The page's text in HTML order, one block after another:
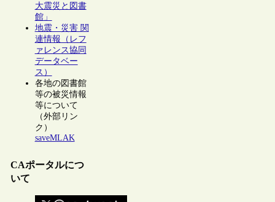
大震災と図書
館」
地震・災害 関
連情報（レフ
ァレンス協同
データベー
ス）
各地の図書館
等の被災情報
等について
（外部リン
ク）
saveMLAK
CAポータルにつ
いて